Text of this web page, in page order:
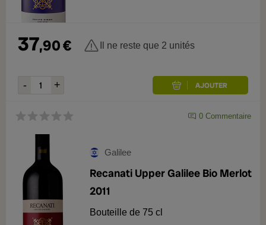
37,90€ Il ne reste que 2 unités
0 Commentaire
Galilee
Recanati Upper Galilee Bio Merlot
2011
Bouteille de 75 cl